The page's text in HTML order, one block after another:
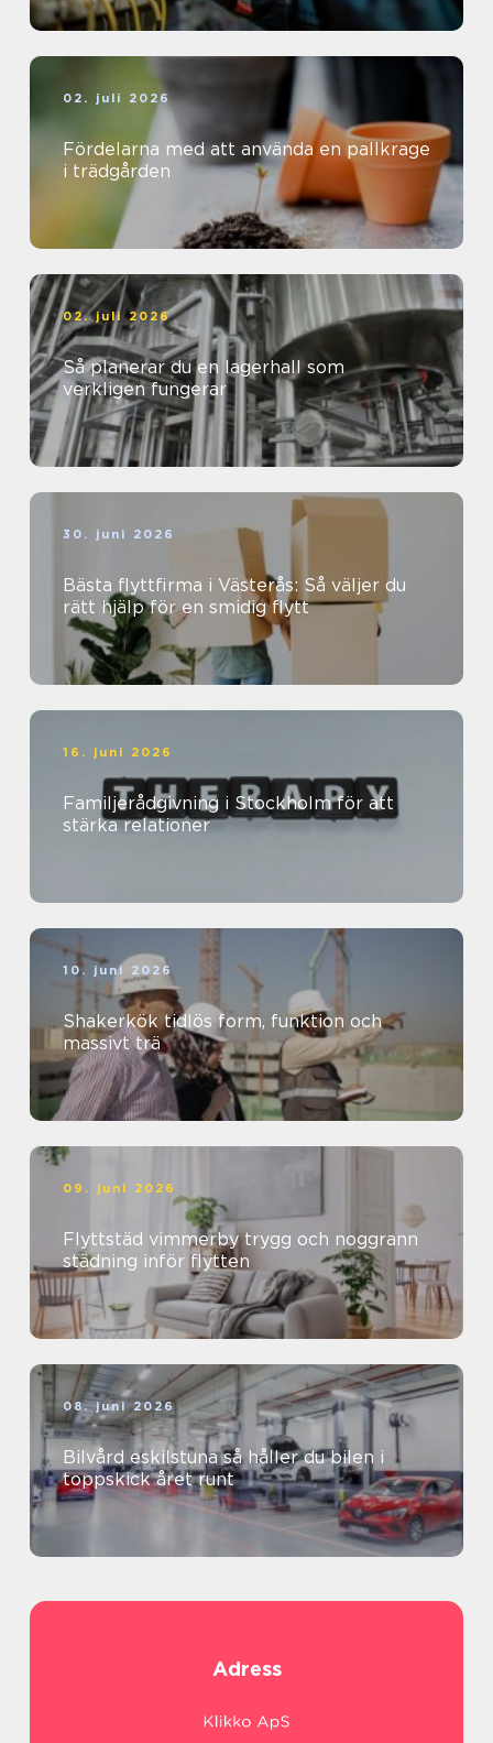
02. juli 2026
Fördelarna med att använda en pallkrage
i trädgården
02. juli 2026
Så planerar du en lagerhall som
verkligen fungerar
30. juni 2026
Bästa flyttfirma i Västerås: Så väljer du
rätt hjälp för en smidig flytt
16. juni 2026
Familjerådgivning i Stockholm för att
stärka relationer
10. juni 2026
Shakerkök tidlös form, funktion och
massivt trä
09. juni 2026
Flyttstäd vimmerby trygg och noggrann
städning inför flytten
08. juni 2026
Bilvård eskilstuna så håller du bilen i
toppskick året runt
Adress